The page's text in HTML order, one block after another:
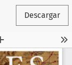
Descargar